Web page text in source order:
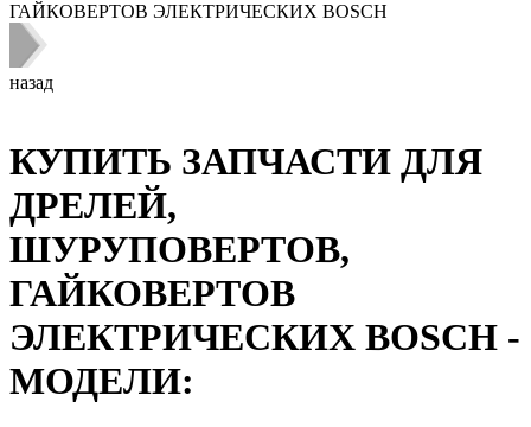
ГАЙКОВЕРТОВ ЭЛЕКТРИЧЕСКИХ BOSCH
назад
КУПИТЬ ЗАПЧАСТИ ДЛЯ
ДРЕЛЕЙ,
ШУРУПОВЕРТОВ,
ГАЙКОВЕРТОВ
ЭЛЕКТРИЧЕСКИХ BOSCH -
МОДЕЛИ: